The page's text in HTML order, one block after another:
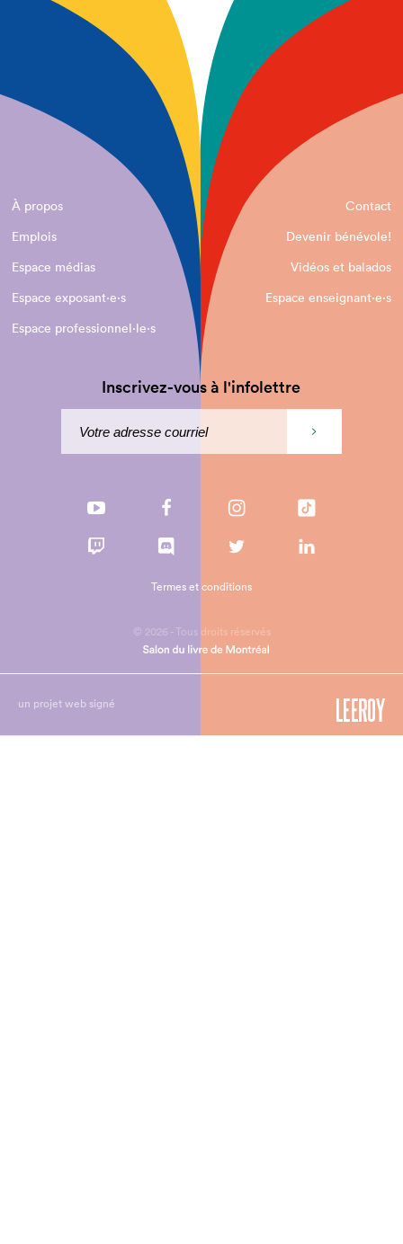
À propos
Contact
Emplois
Devenir bénévole!
Espace médias
Vidéos et balados
Espace exposant·e⋅s
Espace enseignant·e⋅s
Espace professionnel·le⋅s
Inscrivez-vous à l'infolettre
© 2026 - Tous droits réservés
Termes et conditions
un projet web signé